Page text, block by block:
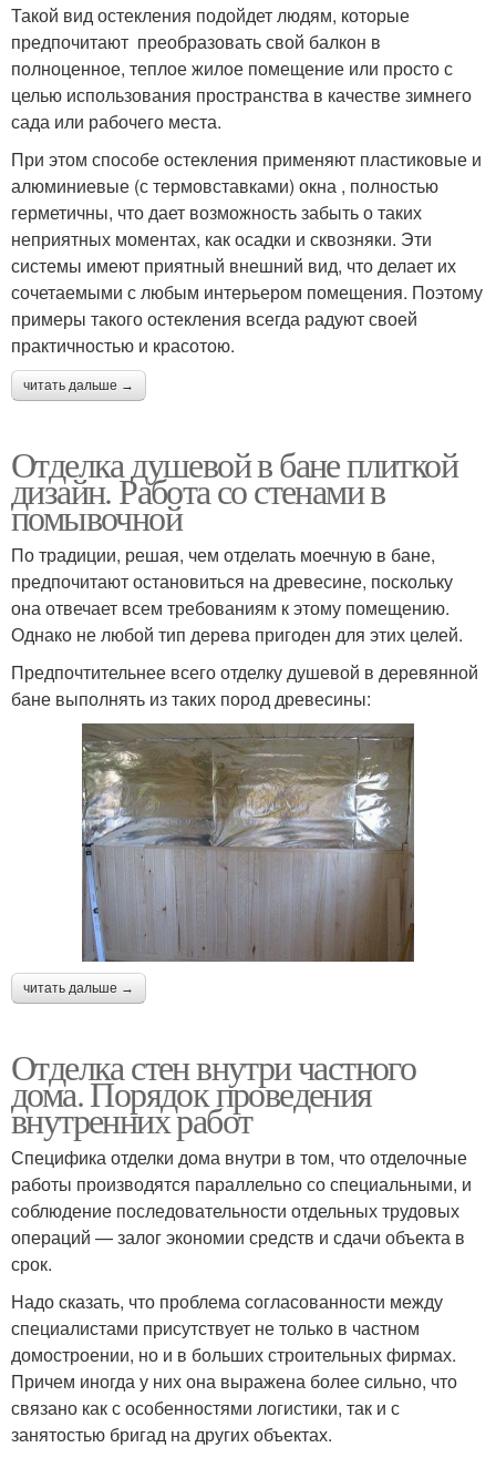
Такой вид остекления подойдет людям, которые
предпочитают преобразовать свой балкон в
полноценное, теплое жилое помещение или просто с
целью использования пространства в качестве зимнего
сада или рабочего места.
При этом способе остекления применяют пластиковые и
алюминиевые (с термовставками) окна , полностью
герметичны, что дает возможность забыть о таких
неприятных моментах, как осадки и сквозняки. Эти
системы имеют приятный внешний вид, что делает их
сочетаемыми с любым интерьером помещения. Поэтому
примеры такого остекления всегда радуют своей
практичностью и красотою.
читать дальше →
Отделка душевой в бане плиткой
дизайн. Работа со стенами в
помывочной
По традиции, решая, чем отделать моечную в бане,
предпочитают остановиться на древесине, поскольку
она отвечает всем требованиям к этому помещению.
Однако не любой тип дерева пригоден для этих целей.
Предпочтительнее всего отделку душевой в деревянной
бане выполнять из таких пород древесины:
читать дальше →
Отделка стен внутри частного
дома. Порядок проведения
внутренних работ
Специфика отделки дома внутри в том, что отделочные
работы производятся параллельно со специальными, и
соблюдение последовательности отдельных трудовых
операций — залог экономии средств и сдачи объекта в
срок.
Надо сказать, что проблема согласованности между
специалистами присутствует не только в частном
домостроении, но и в больших строительных фирмах.
Причем иногда у них она выражена более сильно, что
связано как с особенностями логистики, так и с
занятостью бригад на других объектах.